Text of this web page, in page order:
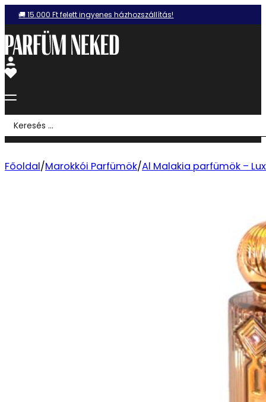
🚚 15.000 Ft felett ingyenes házhozszállítás!
Search
...
Főoldal/Marokkói Parfümök/Al Malakia parfümök –